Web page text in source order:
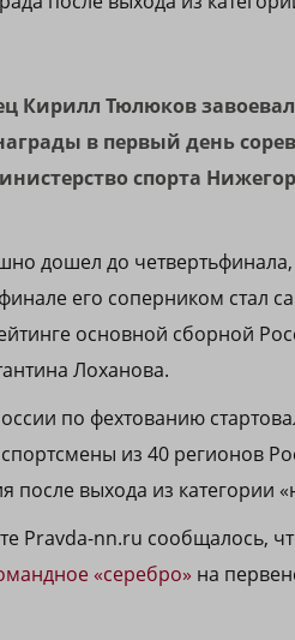
Кирилл Тюлюков
в первый день
спорта
дошел до четвертьфинала,
его соперником стал
основной сборной
Лоханова.
по фехтованию
из 40 регионов
после выхода из категории
Рravda-nn.ru сообщалось,
«серебро» на